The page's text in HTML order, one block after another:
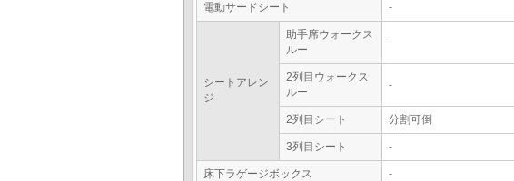
電動サードシート -
シートアレン
ジ
助手席ウォークス
ルー
-
2列目ウォークス
ルー
-
2列目シート 分割可倒
3列目シート -
床下ラゲージボックス -